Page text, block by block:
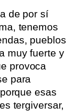
de por sí
tenemos
pueblos
muy fuerte y
provoca
para
esas
tergiversar,